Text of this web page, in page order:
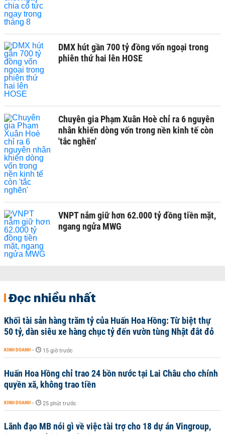
DMX hút gần 700 tỷ đồng vốn ngoại trong
phiên thứ hai lên HOSE
Chuyên gia Phạm Xuân Hoè chỉ ra 6 nguyên
nhân khiến dòng vốn trong nền kinh tế còn
'tắc nghẽn'
VNPT nắm giữ hơn 62.000 tỷ đồng tiền mặt,
ngang ngửa MWG
Đọc nhiều nhất
Khối tài sản hàng trăm tỷ của Huấn Hoa Hồng: Từ biệt thự
50 tỷ, dàn siêu xe hàng chục tỷ đến vườn tùng Nhật đắt đỏ
KINH DOANH - 15 giờ trước
Huấn Hoa Hồng chỉ trao 24 bồn nước tại Lai Châu cho chính
quyền xã, không trao tiền
KINH DOANH - 25 phút trước
Lãnh đạo MB nói gì về việc tài trợ cho 18 dự án Vingroup,